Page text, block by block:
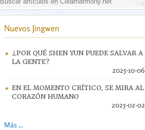
Nuevos Jingwen
¿POR QUÉ SHEN YUN PUEDE SALVAR A
LA GENTE?
2025-10-06
EN EL MOMENTO CRÍTICO, SE MIRA AL
CORAZÓN HUMANO
2025-02-02
Más ...